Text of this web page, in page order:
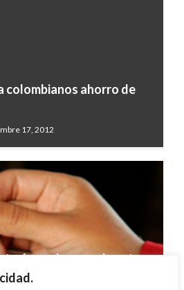
colombianos ahorro de
17, 2012
y chances de este
de 2025 en